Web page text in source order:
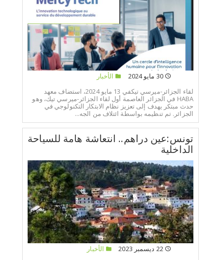
30 مايو 2024
الأخبار
لقاء الجزائر-ميرسي تيكفي 13 مايو 2024، استضاف معهد
HABA في الجزائر العاصمة أول لقاء الجزائر-ميرسي تيك، وهو
حدث مبتكر يهدف إلى تعزيز نظام الابتكار التكنولوجي في
الجزائر. تم تنظيمه بواسطة ائتلاف من الجه...
تونس:عين دراهم.. انتعاشة هامة للسياحة
الداخلية
22 ديسمبر 2023
الأخبار